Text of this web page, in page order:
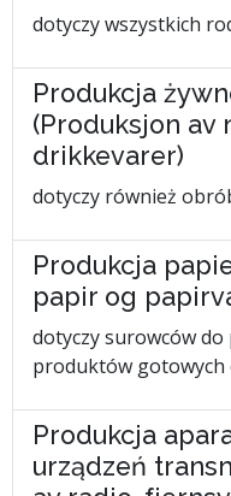
dotyczy wszystkich
Produkcja
(Produksjon
drikkevarer)
dotyczy również
Produkcja
papir og
dotyczy surowców
produktów gotowych
Produkcja
urządzeń